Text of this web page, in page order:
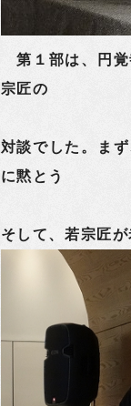
第１部は、円覚
宗匠の
対談でした。ま
に黙とう
そして、若宗匠